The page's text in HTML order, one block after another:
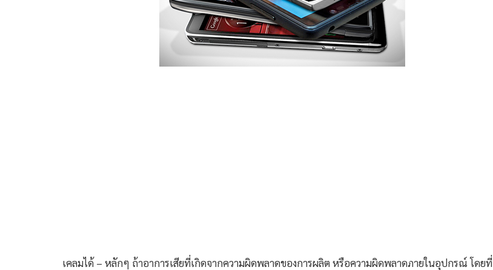
เคลมได้ – หลักๆ ถ้าอาการเสียที่เกิดจากความผิดพลาดของการผลิต หรือความผิดพลาดภายในอุปกรณ์ โดยที่